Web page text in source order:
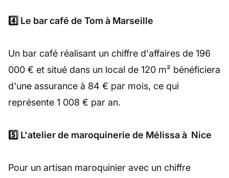
4️⃣ Le bar café de Tom à Marseille
Un bar café réalisant un chiffre d'affaires de 196
000 € et situé dans un local de 120 m² bénéficiera
d'une assurance à 84 € par mois, ce qui
représente 1 008 € par an.
5️⃣ L'atelier de maroquinerie de Mélissa à Nice
Pour un artisan maroquinier avec un chiffre